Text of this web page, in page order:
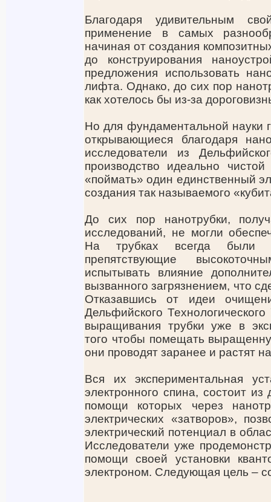
Благодаря удивительным
применение в самых
начиная от создания
до конструирования
предложения использовать
лифта. Однако, до сих пор
как хотелось бы из-за
Но для фундаментальной науки
открывающиеся благодаря
исследователи из
производство идеально
«поймать» один единственный
создания так называемого
До сих пор нанотрубки,
исследований, не могли
На трубках всегда были
препятствующие
испытывать влияние
вызванного загрязнением, что
Отказавшись от идеи
Дельфийского
выращивания трубки уже в
того чтобы помещать
они проводят заранее и растят
Вся их экспериментальная
электронного спина, состоит
помощи которых через
электрических «затворов»,
электрический потенциал в
Исследователи уже
помощи своей установки
электроном. Следующая цель –